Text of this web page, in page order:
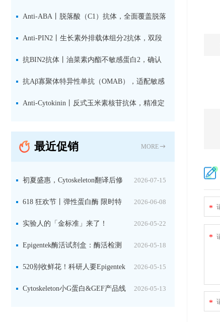
*
*
*
赤霉素响应关键抑制因子
Anti-ABA丨脱落酸（C1）抗体，全面覆盖脱落
酸活性库与储存库
Anti-PIN2丨生长素外排载体组分2抗体，双段
肽混合免疫原设计方案
抗BIN2抗体丨油菜素内酯不敏感蛋白2，确认
双子叶植物研究数据特异性
抗Aβ寡聚体特异性单抗（OMAB），适配敏感
检测体系与活细胞实验
Anti-Cytokinin丨反式玉米素核苷抗体，精准定
最近促销 MORE
2026-07-15
初夏盛惠，Cytoskeleton翻译后修
饰（PTM）产品线放价啦！ 2026-06-08
618 狂欢节丨弹性蛋白酶 限时特
惠 2026-05-22
实验人的「金标准」来了！
Jackson 二抗精选限时一口价，手慢无！2026-05-18
Epigentek酶活试剂盒：酶活检测
+抑制剂筛选双赋能，下单即赠京东卡2026-05-15
520别收鲜花！科研人要Epigentek
试剂盒+京东卡！ 2026-05-13
Cytoskeleton小G蛋白&GEF产品线